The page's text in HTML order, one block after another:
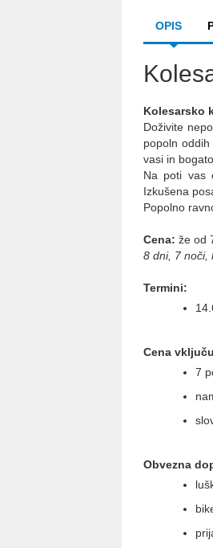
OPIS
Kolesarsko
Doživite
popoln
vasi in
Na poti vas
Izkušena
Popolno
Cena: že od
8 dni, 7 noči,
Termini:
Cena
7
Obvezna